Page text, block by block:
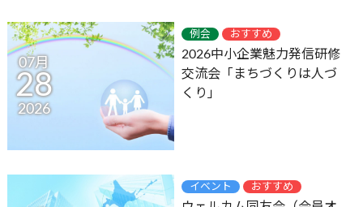
07月
28
2026
例会 おすすめ
2026中小企業魅力発信研修
交流会「まちづくりは人づ
くり」
イベント おすすめ